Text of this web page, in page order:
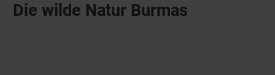
Die wilde Natur Burmas